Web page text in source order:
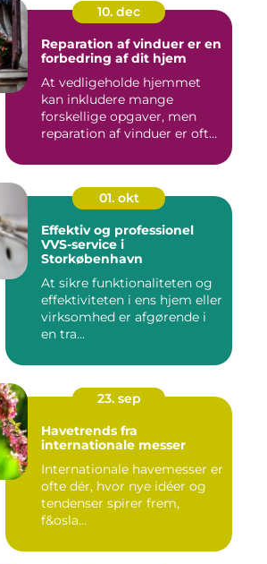
10. dec
Reparation af vinduer er en
forbedring af dit hjem
At vedligeholde hjemmet
kan inkludere mange
forskellige opgaver, men
reparation af vinduer er ofte
01. okt
Effektiv og professionel
VVS-service i
Storkøbenhavn
At sikre funktionaliteten og
effektiviteten i ens hjem eller
virksomhed er afgørende i
en tra...
23. sep
Havetrends fra
internationale messer
Internationale havemesser er
ofte dér, hvor nye idéer og
tendenser spirer frem,
f&osla...